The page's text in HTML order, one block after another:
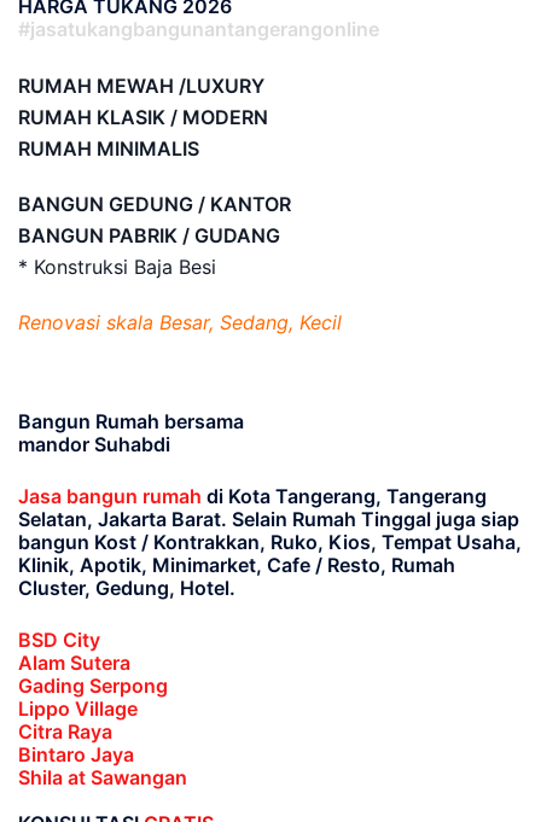
HARGA TUKANG 2026
#jasatukangbangunantangerangonline
RUMAH MEWAH /LUXURY
RUMAH KLASIK / MODERN
RUMAH MINIMALIS
BANGUN GEDUNG / KANTOR
BANGUN PABRIK / GUDANG
* Konstruksi Baja Besi
Renovasi skala Besar, Sedang, Kecil
Bangun Rumah bersama
mandor Suhabdi
Jasa bangun rumah di Kota Tangerang, Tangerang
Selatan, Jakarta Barat. Selain Rumah Tinggal juga siap
bangun Kost / Kontrakkan, Ruko, Kios, Tempat Usaha,
Klinik, Apotik, Minimarket, Cafe / Resto, Rumah
Cluster, Gedung, Hotel.
BSD City
Alam Sutera
Gading Serpong
Lippo Village
Citra Raya
Bintaro Jaya
Shila at Sawangan